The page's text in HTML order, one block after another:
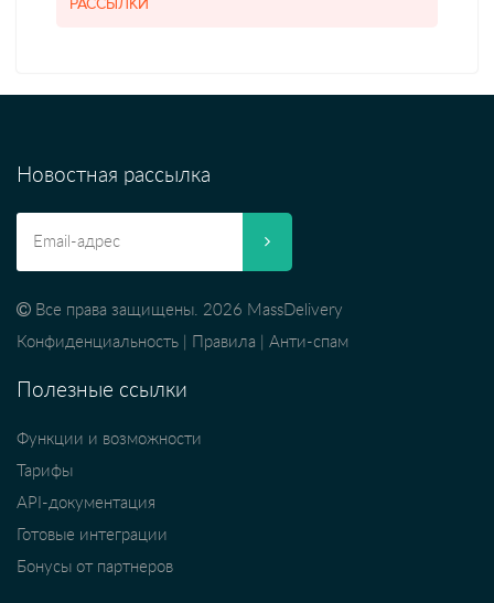
РАССЫЛКИ
Новостная рассылка
Все права защищены. 2026 MassDelivery
Конфиденциальность
Правила Анти-спам
Полезные ссылки
Функции и возможности
Тарифы
API-документация
Готовые интеграции
Бонусы от партнеров